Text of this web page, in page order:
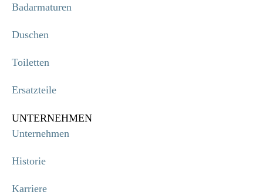
Badarmaturen
Duschen
Toiletten
Ersatzteile
UNTERNEHMEN
Unternehmen
Historie
Karriere